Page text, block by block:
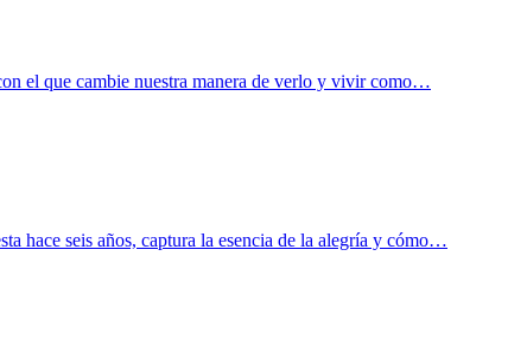
el que cambie nuestra manera de verlo y vivir como…
hace seis años, captura la esencia de la alegría y cómo…